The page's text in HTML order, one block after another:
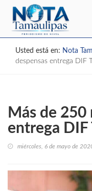
Usted está en: Nota
despensas entrega DIF
Más de 250
entrega DIF
miércoles, 6 de mayo de